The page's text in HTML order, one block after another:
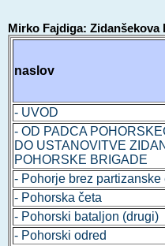
Mirko Fajdiga: Zidanšekova
naslov
- UVOD
- OD PADCA
DO USTANOVITVE
POHORSKE BRIGADE
- Pohorje brez partizanske
- Pohorska četa
- Pohorski bataljon (drugi)
- Pohorski odred